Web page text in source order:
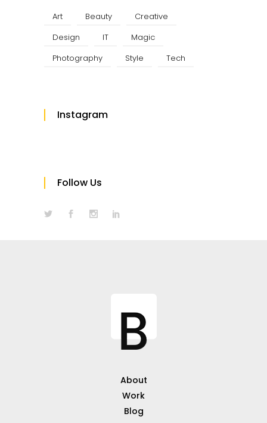
Art Beauty
Creative
Design
IT
Magic
Photography
Style Tech
Instagram
Follow Us
About
Work
Blog